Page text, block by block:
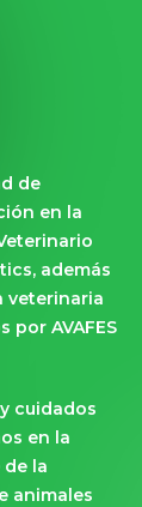
de
en la
además
veterinaria
por AVAFES
cuidados
en la
la
animales